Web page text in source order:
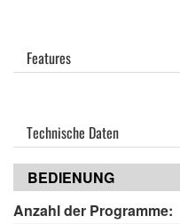
Features
Technische Daten
BEDIENUNG
Anzahl der Programme: